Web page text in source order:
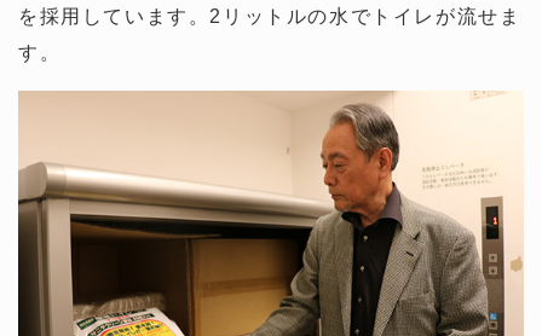
を採用しています。2リットルの水でトイレが流せま
す。